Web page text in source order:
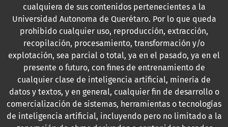
cualquiera de sus contenidos pertenecientes a la
Universidad Autonoma de Querétaro. Por lo que queda
prohibido cualquier uso, reproducción, extracción,
recopilación, procesamiento, transformación y/o
explotación, sea parcial o total, ya en el pasado, ya en el
presente o futuro, con fines de entrenamiento de
cualquier clase de inteligencia artificial, minería de
datos y textos, y en general, cualquier fin de desarrollo o
comercialización de sistemas, herramientas o tecnologías
de inteligencia artificial, incluyendo pero no limitado a la